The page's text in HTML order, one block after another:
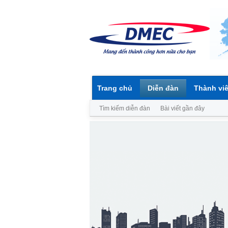
Trang chủ Diễn đàn
Tìm kiếm diễn đàn Bài viết gần đây
Thành